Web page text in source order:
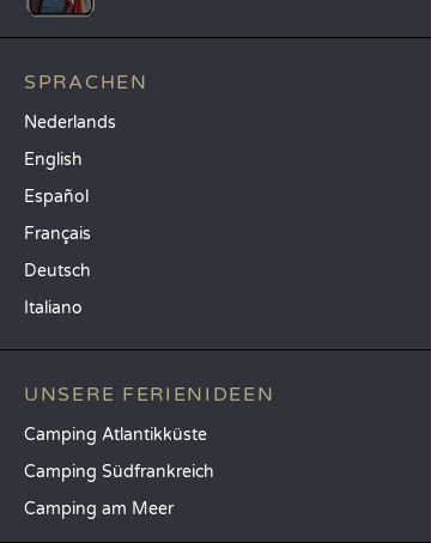
SPRACHEN
Nederlands
English
Español
Français
Deutsch
Italiano
UNSERE FERIENIDEEN
Camping Atlantikküste
Camping Südfrankreich
Camping am Meer